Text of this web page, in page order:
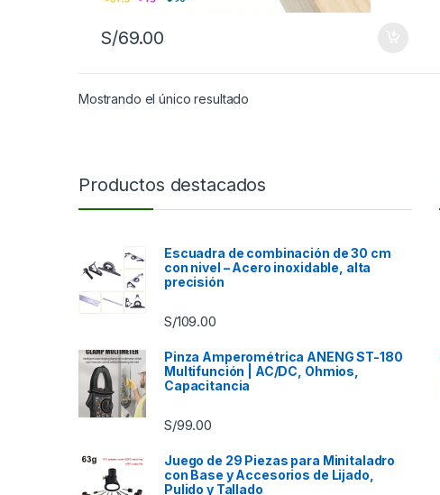
S/69.00
Mostrando el único resultado
Productos destacados
Escuadra de combinación de 30 cm
con nivel – Acero inoxidable, alta
precisión
S/109.00
Pinza Amperométrica ANENG ST-180
Multifunción | AC/DC, Ohmios,
Capacitancia
S/99.00
Juego de 29 Piezas para Minitaladro
con Base y Accesorios de Lijado,
Pulido y Tallado